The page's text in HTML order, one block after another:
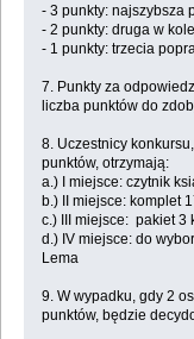
- 3 punkty: najszybsza
- 2 punkty: druga w
- 1 punkty: trzecia
7. Punkty za
liczba punktów do
8. Uczestnicy
punktów, otrzymają:
a.) I miejsce: czytnik
b.) II miejsce: komplet
c.) III miejsce: pakiet 3
d.) IV miejsce: do
Lema
9. W wypadku, gdy 2
punktów, będzie